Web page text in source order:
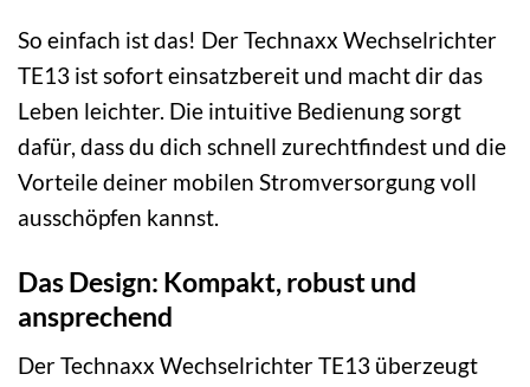
So einfach ist das! Der Technaxx Wechselrichter
TE13 ist sofort einsatzbereit und macht dir das
Leben leichter. Die intuitive Bedienung sorgt
dafür, dass du dich schnell zurechtfindest und die
Vorteile deiner mobilen Stromversorgung voll
ausschöpfen kannst.
Das Design: Kompakt, robust und
ansprechend
Der Technaxx Wechselrichter TE13 überzeugt